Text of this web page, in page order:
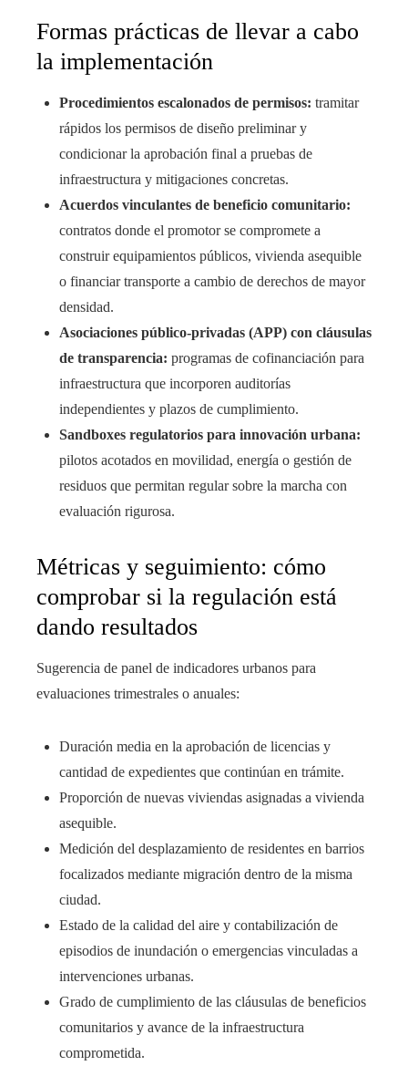
Formas prácticas de llevar a cabo
la implementación
Procedimientos escalonados de permisos: tramitar
rápidos los permisos de diseño preliminar y
condicionar la aprobación final a pruebas de
infraestructura y mitigaciones concretas.
Acuerdos vinculantes de beneficio comunitario:
contratos donde el promotor se compromete a
construir equipamientos públicos, vivienda asequible
o financiar transporte a cambio de derechos de mayor
densidad.
Asociaciones público-privadas (APP) con cláusulas
de transparencia: programas de cofinanciación para
infraestructura que incorporen auditorías
independientes y plazos de cumplimiento.
Sandboxes regulatorios para innovación urbana:
pilotos acotados en movilidad, energía o gestión de
residuos que permitan regular sobre la marcha con
evaluación rigurosa.
Métricas y seguimiento: cómo
comprobar si la regulación está
dando resultados
Sugerencia de panel de indicadores urbanos para
evaluaciones trimestrales o anuales:
Duración media en la aprobación de licencias y
cantidad de expedientes que continúan en trámite.
Proporción de nuevas viviendas asignadas a vivienda
asequible.
Medición del desplazamiento de residentes en barrios
focalizados mediante migración dentro de la misma
ciudad.
Estado de la calidad del aire y contabilización de
episodios de inundación o emergencias vinculadas a
intervenciones urbanas.
Grado de cumplimiento de las cláusulas de beneficios
comunitarios y avance de la infraestructura
comprometida.